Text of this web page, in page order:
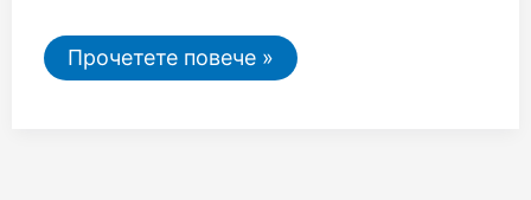
Прочетете повече »